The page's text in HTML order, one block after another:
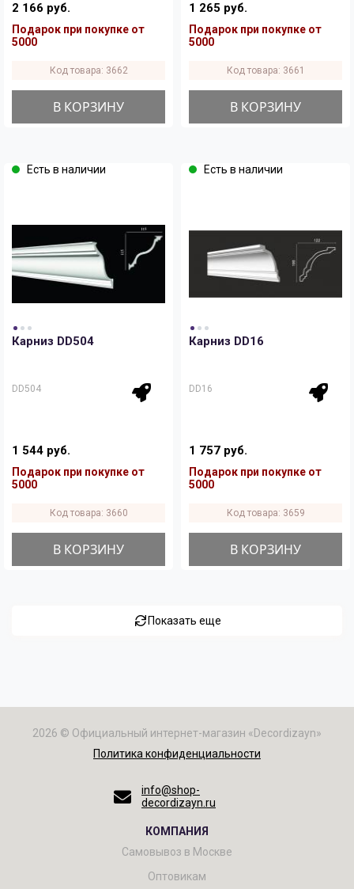
2 166 руб.
Подарок при покупке от
5000
Код товара: 3662
В КОРЗИНУ
1 265 руб.
Подарок при покупке от
5000
Код товара: 3661
В КОРЗИНУ
Есть в наличии
Карниз DD504
DD504
1 544 руб.
Подарок при покупке от
5000
Код товара: 3660
В КОРЗИНУ
Есть в наличии
Карниз DD16
DD16
1 757 руб.
Подарок при покупке от
5000
Код товара: 3659
В КОРЗИНУ
Показать еще
2026 © Официальный интернет-магазин «Decordizayn»
Политика конфиденциальности
info@shop-
decordizayn.ru
КОМПАНИЯ
Самовывоз в Москве
Оптовикам